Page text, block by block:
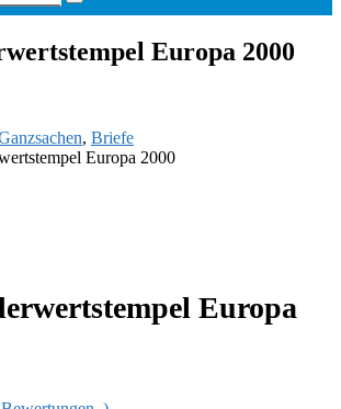
Europa 2000
, Briefe
Europa 2000
Europa